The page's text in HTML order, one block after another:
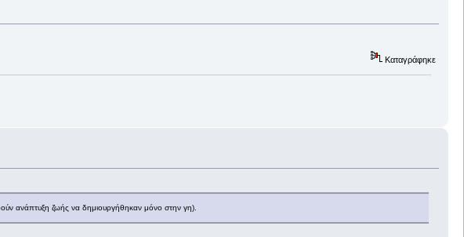
Καταγράφηκε
ανάπτυξη ζωής να δημιουργήθηκαν μόνο στην γη).